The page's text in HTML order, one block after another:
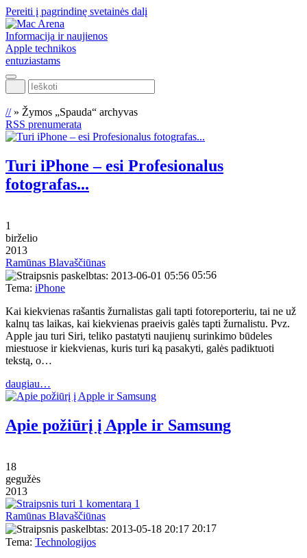
Pereiti į pagrindinę svetainės dalį
Informacija ir naujienos
Apple technikos
entuziastams
Ieškoti
//» Žymos „Spauda“ archyvas
RSS prenumerata
Turi iPhone – esi Profesionalus
fotografas...
1
birželio
2013
Ramūnas Blavaščiūnas
05:56
Tema: iPhone
Kai kiekvienas rašantis žurnalistas gali tapti fotoreporteriu, tai ne už
kalnų tas laikas, kai kiekvienas praeivis galės tapti žurnalistu. Pvz.
Apple jau turi Siri, teliko pastatyti naujienų surinkimo būdeles
miestuose ir kiekvienas, kuris turi ką pasakyti, galės padiktuoti
tekstą, o…
daugiau…
Apie požiūrį į Apple ir Samsung
18
gegužės
2013
1
Ramūnas Blavaščiūnas
20:17
Tema: Technologijos